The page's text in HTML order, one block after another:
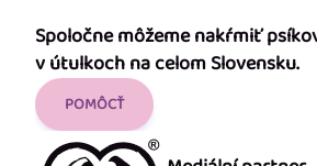
Spoločne môžeme nakŕmiť
v útulkoch na celom Slovensku.
POMÔCŤ